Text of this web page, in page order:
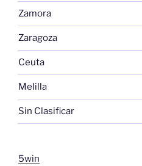
Zamora
Zaragoza
Ceuta
Melilla
Sin Clasificar
5win